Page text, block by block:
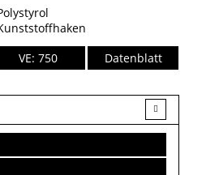
VE: 750 Datenblatt